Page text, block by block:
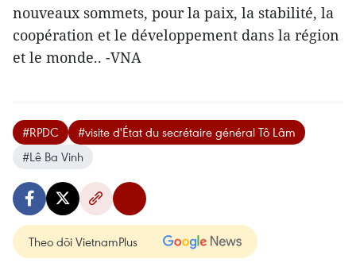
nouveaux sommets, pour la paix, la stabilité, la
coopération et le développement dans la région
et le monde.. -VNA
#RPDC
#visite d'État du secrétaire général Tô Lâm
#Lê Ba Vinh
Theo dõi VietnamPlus